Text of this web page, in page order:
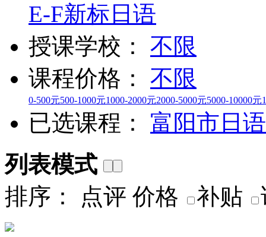
E-F新标日语
授课学校：
不限
课程价格：
不限
0-500元500-1000元1000-2000元2000-5000元5000-10000元
已选课程： 富阳市 日
列表模式
排序：
点评 价格 补贴